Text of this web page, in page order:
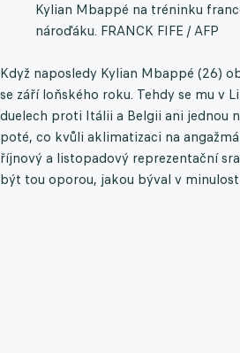
Kylian Mbappé na tréninku
nároďáku. FRANCK FIFE / AFP
Když naposledy Kylian Mbappé (26)
se září loňského roku. Tehdy se mu v
duelech proti Itálii a Belgii ani jednou
poté, co kvůli aklimatizaci na
říjnový a listopadový reprezentační
být tou oporou, jakou býval v